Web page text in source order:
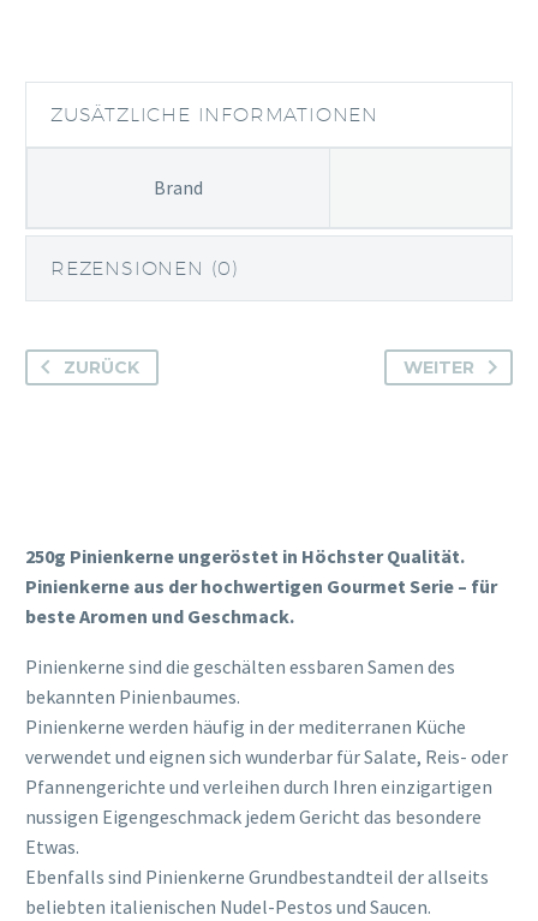
ZUSÄTZLICHE INFORMATIONEN
Brand
REZENSIONEN (0)
ZURÜCK WEITER
250g Pinienkerne ungeröstet in Höchster Qualität.
Pinienkerne aus der hochwertigen Gourmet Serie – für
beste Aromen und Geschmack.
Pinienkerne sind die geschälten essbaren Samen des
bekannten Pinienbaumes.
Pinienkerne werden häufig in der mediterranen Küche
verwendet und eignen sich wunderbar für Salate, Reis- oder
Pfannengerichte und verleihen durch Ihren einzigartigen
nussigen Eigengeschmack jedem Gericht das besondere
Etwas.
Ebenfalls sind Pinienkerne Grundbestandteil der allseits
beliebten italienischen Nudel-Pestos und Saucen.